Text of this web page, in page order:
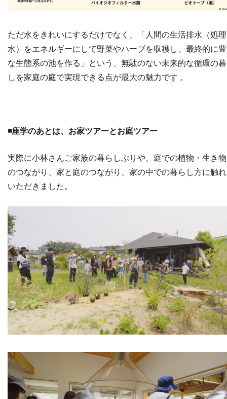
ただ水をきれいにするだけでなく、「人間の生活排水（処理
水）をエネルギーにして野菜やハーブを収穫し、最終的に
な生態系の池を作る」という、無駄のない未来的な循環の
しを家庭の庭で実現できる点が最大の魅力です 。
◾️座学のあとは、お家ツアーとお庭ツアー
実際に小林さんご家族の暮らしぶりや、庭での植物・生き
のつながり、家と庭のつながり、家の中での暮らし方に触
いただきました。